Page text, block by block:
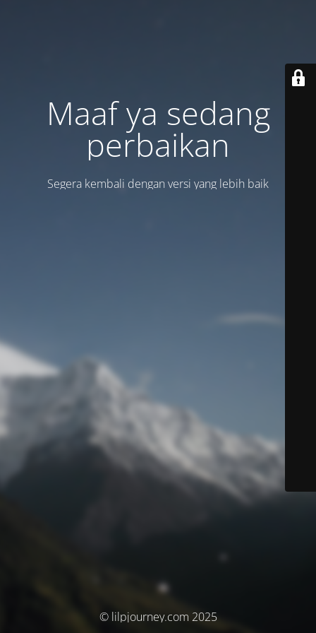
Maaf ya sedang
perbaikan
Segera kembali dengan versi yang lebih baik
© lilpjourney.com 2025